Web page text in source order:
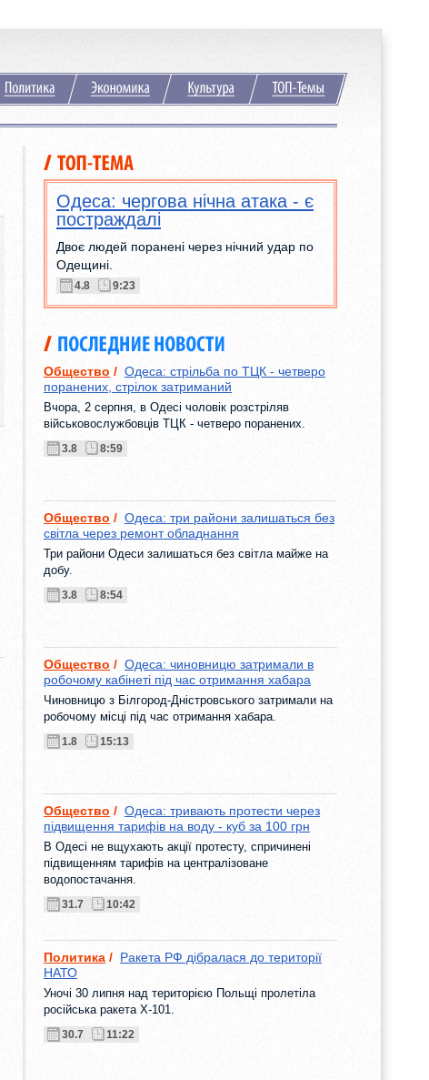
Одеса: чергова нічна атака - є
постраждалі
Двоє людей поранені через нічний удар по
Одещині.
4.8 9:23
Общество / Одеса: стрільба по ТЦК - четверо
поранених, стрілок затриманий
Вчора, 2 серпня, в Одесі чоловік розстріляв
військовослужбовців ТЦК - четверо поранених.
3.8 8:59
Общество / Одеса: три райони залишаться без
світла через ремонт обладнання
Три райони Одеси залишаться без світла майже на
добу.
3.8 8:54
Общество / Одеса: чиновницю затримали в
робочому кабінеті під час отримання хабара
Чиновницю з Білгород-Дністровського затримали на
робочому місці під час отримання хабара.
1.8 15:13
Общество / Одеса: тривають протести через
підвищення тарифів на воду - куб за 100 грн
В Одесі не вщухають акції протесту, спричинені
підвищенням тарифів на централізоване
водопостачання.
31.7 10:42
Политика / Ракета РФ дібралася до території
НАТО
Уночі 30 липня над територією Польщі пролетіла
російська ракета Х-101.
30.7 11:22